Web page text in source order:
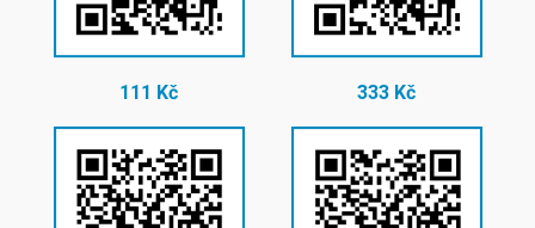
111 Kč 333 Kč